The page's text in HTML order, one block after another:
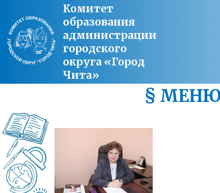
Комитет
образования
администрации
городского
округа «Город
Чита»
§